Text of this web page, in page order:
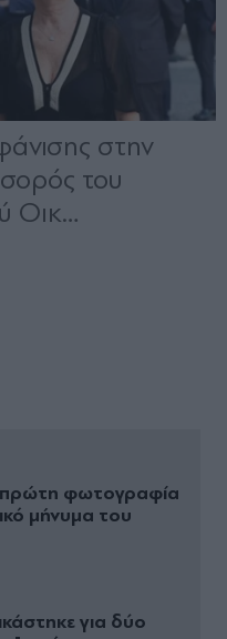
πρώτη φωτογραφία
μήνυμα του
για δύο